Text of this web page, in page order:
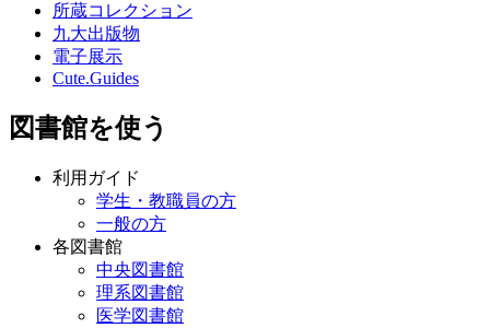
所蔵コレクション
九大出版物
電子展示
Cute.Guides
図書館を使う
利用ガイド
学生・教職員の方
一般の方
各図書館
中央図書館
理系図書館
医学図書館